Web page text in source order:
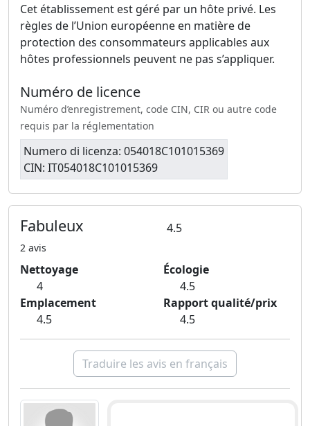
Cet établissement est géré par un hôte privé. Les
règles de l’Union européenne en matière de
protection des consommateurs applicables aux
hôtes professionnels peuvent ne pas s’appliquer.
Numéro de licence
Numéro d’enregistrement, code CIN, CIR ou autre code
requis par la réglementation
Numero di licenza: 054018C101015369
CIN: IT054018C101015369
Fabuleux 4.5
2 avis
Nettoyage
4
Écologie
4.5
Emplacement
4.5
Rapport qualité/prix
4.5
Traduire les avis en français